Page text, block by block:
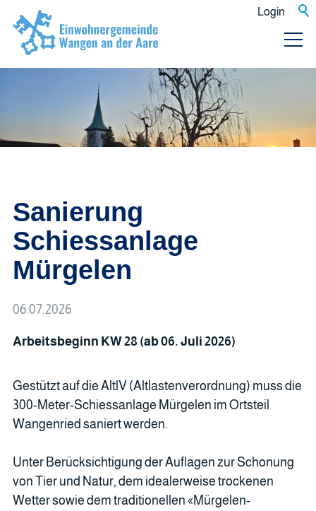
Login
Sanierung
Schiessanlage
Mürgelen
06.07.2026
Arbeitsbeginn KW 28 (ab 06. Juli 2026)
Gestützt auf die AltlV (Altlastenverordnung) muss die
300-Meter-Schiessanlage Mürgelen im Ortsteil
Wangenried saniert werden.
Unter Berücksichtigung der Auflagen zur Schonung
von Tier und Natur, dem idealerweise trockenen
Wetter sowie dem traditionellen «Mürgelen-